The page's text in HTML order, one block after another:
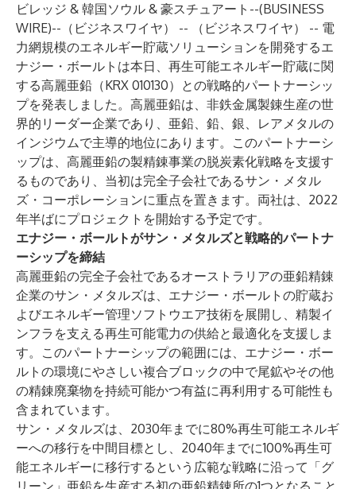
ビレッジ & 韓国ソウル & 豪スチュアート--(BUSINESS
WIRE)-- （ビジネスワイヤ） -- （ビジネスワイヤ） -- 電
力網規模のエネルギー貯蔵ソリューションを開発するエ
ナジー・ボールトは本日、再生可能エネルギー貯蔵に関
する高麗亜鉛（KRX 010130）との戦略的パートナーシッ
プを発表しました。高麗亜鉛は、非鉄金属製錬生産の世
界的リーダー企業であり、亜鉛、鉛、銀、レアメタルの
インジウムで主導的地位にあります。このパートナーシ
ップは、高麗亜鉛の製精錬事業の脱炭素化戦略を支援す
るものであり、当初は完全子会社であるサン・メタル
ズ・コーポレーションに重点を置きます。両社は、2022
年半ばにプロジェクトを開始する予定です。
エナジー・ボールトがサン・メタルズと戦略的パートナ
ーシップを締結
高麗亜鉛の完全子会社であるオーストラリアの亜鉛精錬
企業のサン・メタルズは、エナジー・ボールトの貯蔵お
よびエネルギー管理ソフトウエア技術を展開し、精製イ
ンフラを支える再生可能電力の供給と最適化を支援しま
す。このパートナーシップの範囲には、エナジー・ボー
ルトの環境にやさしい複合ブロックの中で尾鉱やその他
の精錬廃棄物を持続可能かつ有益に再利用する可能性も
含まれています。
サン・メタルズは、2030年までに80%再生可能エネルギ
ーへの移行を中間目標とし、2040年までに100%再生可
能エネルギーに移行するという広範な戦略に沿って「グ
リーン」亜鉛を生産する初の亜鉛精錬所の1つとなること